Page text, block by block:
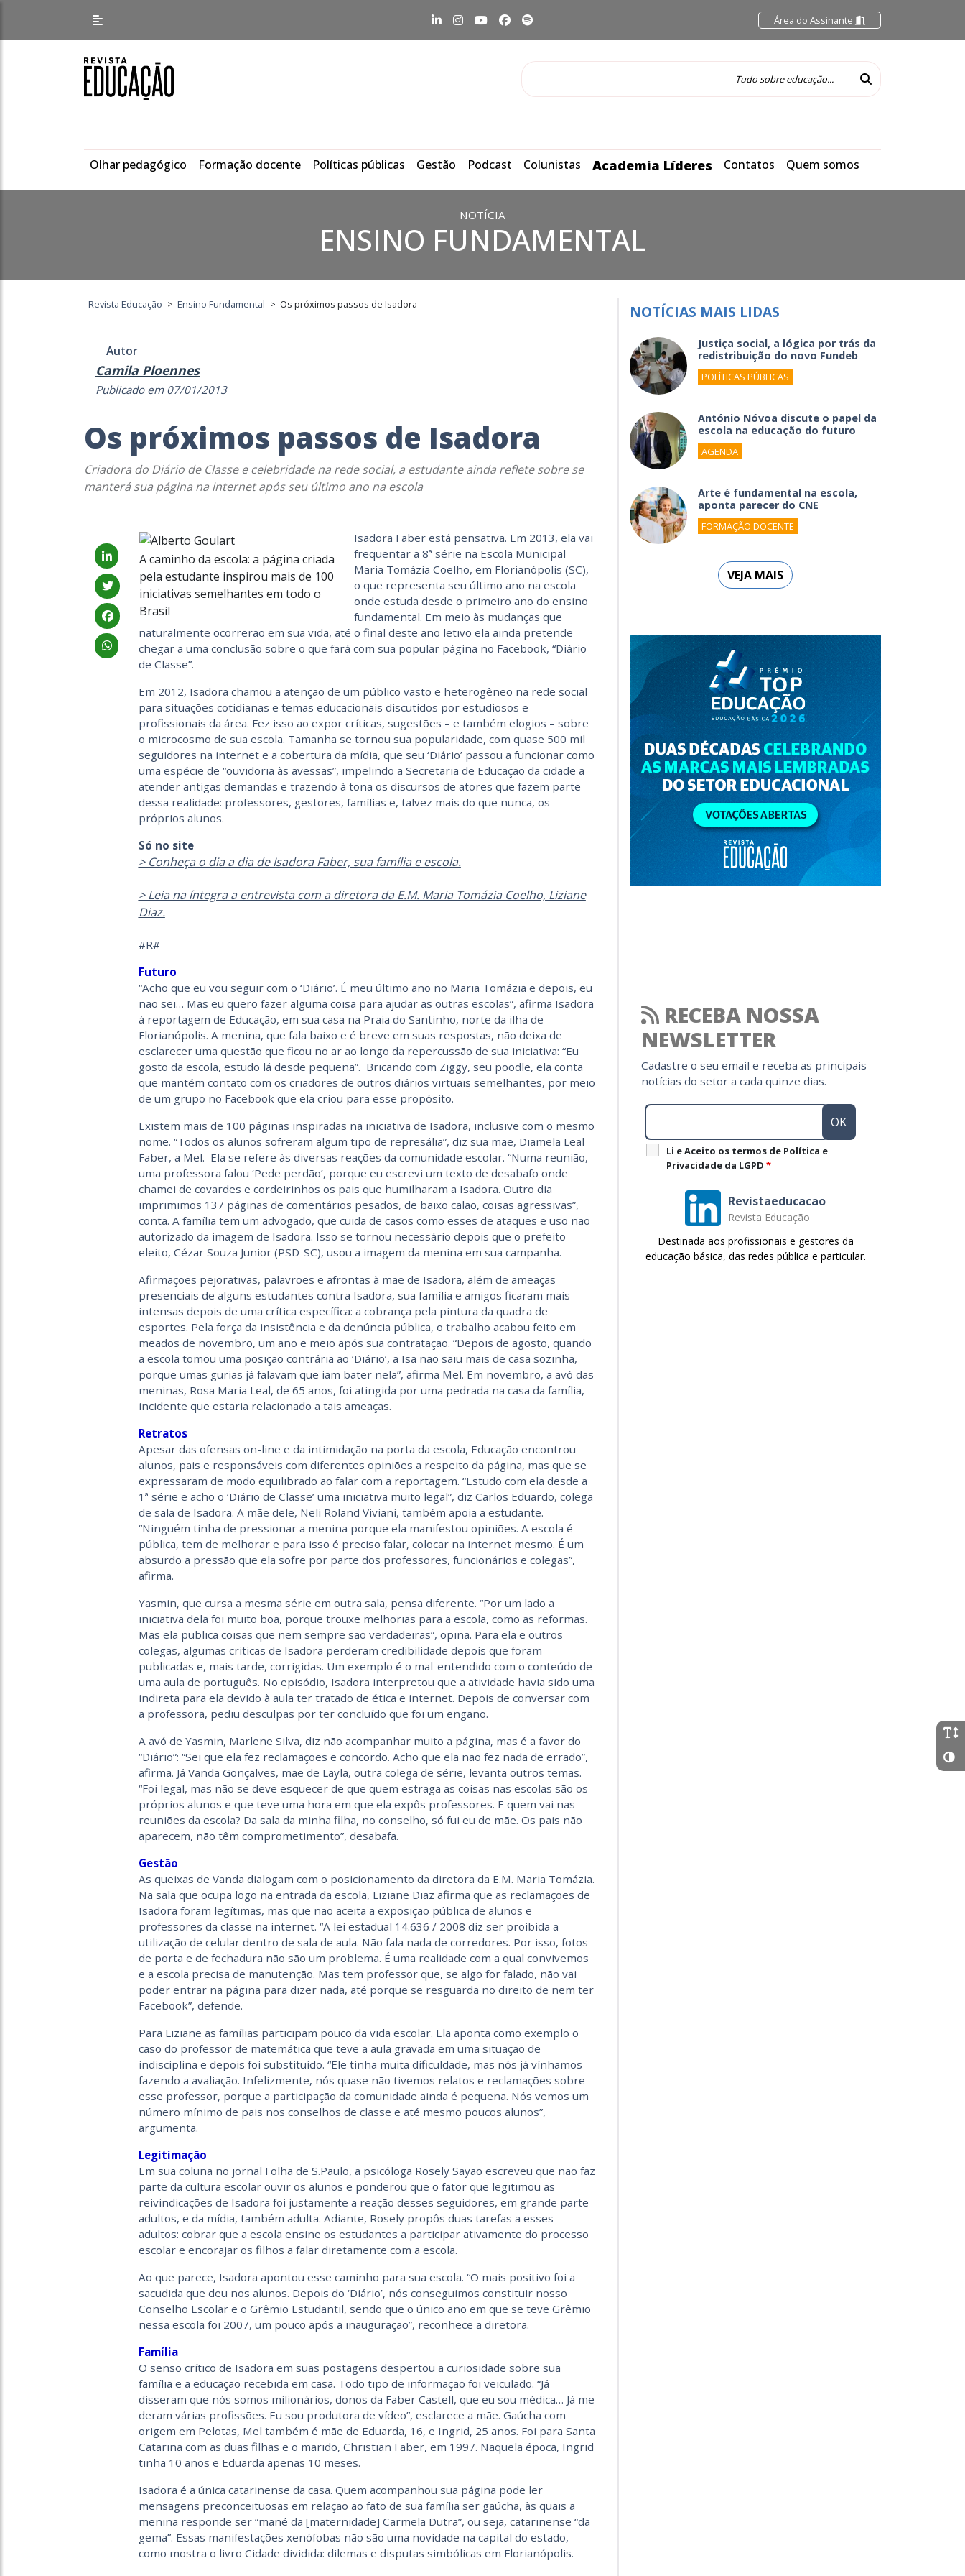
Área do Assinante
Olhar pedagógico Formação docente Políticas públicas Gestão Podcast Colunistas Academia Líderes Contatos Quem somos
NOTÍCIA
ENSINO FUNDAMENTAL
Revista Educação > Ensino Fundamental > Os próximos passos de Isadora
Autor
Camila Ploennes
Publicado em 07/01/2013
Os próximos passos de Isadora
Criadora do Diário de Classe e celebridade na rede social, a estudante ainda reflete sobre se
manterá sua página na internet após seu último ano na escola
A caminho da escola: a página criada
pela estudante inspirou mais de 100
iniciativas semelhantes em todo o
Brasil
Isadora Faber está pensativa. Em 2013, ela vai
frequentar a 8ª série na Escola Municipal
Maria Tomázia Coelho, em Florianópolis (SC),
o que representa seu último ano na escola
onde estuda desde o primeiro ano do ensino
fundamental. Em meio às mudanças que
naturalmente ocorrerão em sua vida, até o final deste ano letivo ela ainda pretende
chegar a uma conclusão sobre o que fará com sua popular página no Facebook, “Diário
de Classe”.
Em 2012, Isadora chamou a atenção de um público vasto e heterogêneo na rede social
para situações cotidianas e temas educacionais discutidos por estudiosos e
profissionais da área. Fez isso ao expor críticas, sugestões – e também elogios – sobre
o microcosmo de sua escola. Tamanha se tornou sua popularidade, com quase 500 mil
seguidores na internet e a cobertura da mídia, que seu ‘Diário’ passou a funcionar como
uma espécie de “ouvidoria às avessas”, impelindo a Secretaria de Educação da cidade a
atender antigas demandas e trazendo à tona os discursos de atores que fazem parte
dessa realidade: professores, gestores, famílias e, talvez mais do que nunca, os
próprios alunos.
Só no site
> Conheça o dia a dia de Isadora Faber, sua família e escola.
> Leia na íntegra a entrevista com a diretora da E.M. Maria Tomázia Coelho, Liziane
Diaz.
#R#
Futuro
“Acho que eu vou seguir com o ‘Diário’. É meu último ano no Maria Tomázia e depois, eu
não sei… Mas eu quero fazer alguma coisa para ajudar as outras escolas”, afirma Isadora
à reportagem de Educação, em sua casa na Praia do Santinho, norte da ilha de
Florianópolis. A menina, que fala baixo e é breve em suas respostas, não deixa de
esclarecer uma questão que ficou no ar ao longo da repercussão de sua iniciativa: “Eu
gosto da escola, estudo lá desde pequena”. Bricando com Ziggy, seu poodle, ela conta
que mantém contato com os criadores de outros diários virtuais semelhantes, por meio
de um grupo no Facebook que ela criou para esse propósito.
Existem mais de 100 páginas inspiradas na iniciativa de Isadora, inclusive com o mesmo
nome. “Todos os alunos sofreram algum tipo de represália”, diz sua mãe, Diamela Leal
Faber, a Mel. Ela se refere às diversas reações da comunidade escolar. “Numa reunião,
uma professora falou ‘Pede perdão’, porque eu escrevi um texto de desabafo onde
chamei de covardes e cordeirinhos os pais que humilharam a Isadora. Outro dia
imprimimos 137 páginas de comentários pesados, de baixo calão, coisas agressivas”,
conta. A família tem um advogado, que cuida de casos como esses de ataques e uso não
autorizado da imagem de Isadora. Isso se tornou necessário depois que o prefeito
eleito, Cézar Souza Junior (PSD-SC), usou a imagem da menina em sua campanha.
Afirmações pejorativas, palavrões e afrontas à mãe de Isadora, além de ameaças
presenciais de alguns estudantes contra Isadora, sua família e amigos ficaram mais
intensas depois de uma crítica específica: a cobrança pela pintura da quadra de
esportes. Pela força da insistência e da denúncia pública, o trabalho acabou feito em
meados de novembro, um ano e meio após sua contratação. “Depois de agosto, quando
a escola tomou uma posição contrária ao ‘Diário’, a Isa não saiu mais de casa sozinha,
porque umas gurias já falavam que iam bater nela”, afirma Mel. Em novembro, a avó das
meninas, Rosa Maria Leal, de 65 anos, foi atingida por uma pedrada na casa da família,
incidente que estaria relacionado a tais ameaças.
Retratos
Apesar das ofensas on-line e da intimidação na porta da escola, Educação encontrou
alunos, pais e responsáveis com diferentes opiniões a respeito da página, mas que se
expressaram de modo equilibrado ao falar com a reportagem. “Estudo com ela desde a
1ª série e acho o ‘Diário de Classe’ uma iniciativa muito legal”, diz Carlos Eduardo, colega
de sala de Isadora. A mãe dele, Neli Roland Viviani, também apoia a estudante.
“Ninguém tinha de pressionar a menina porque ela manifestou opiniões. A escola é
pública, tem de melhorar e para isso é preciso falar, colocar na internet mesmo. É um
absurdo a pressão que ela sofre por parte dos professores, funcionários e colegas”,
afirma.
Yasmin, que cursa a mesma série em outra sala, pensa diferente. “Por um lado a
iniciativa dela foi muito boa, porque trouxe melhorias para a escola, como as reformas.
Mas ela publica coisas que nem sempre são verdadeiras”, opina. Para ela e outros
colegas, algumas criticas de Isadora perderam credibilidade depois que foram
publicadas e, mais tarde, corrigidas. Um exemplo é o mal-entendido com o conteúdo de
uma aula de português. No episódio, Isadora interpretou que a atividade havia sido uma
indireta para ela devido à aula ter tratado de ética e internet. Depois de conversar com
a professora, pediu desculpas por ter concluído que foi um engano.
A avó de Yasmin, Marlene Silva, diz não acompanhar muito a página, mas é a favor do
“Diário”: “Sei que ela fez reclamações e concordo. Acho que ela não fez nada de errado”,
afirma. Já Vanda Gonçalves, mãe de Layla, outra colega de série, levanta outros temas.
“Foi legal, mas não se deve esquecer de que quem estraga as coisas nas escolas são os
próprios alunos e que teve uma hora em que ela expôs professores. E quem vai nas
reuniões da escola? Da sala da minha filha, no conselho, só fui eu de mãe. Os pais não
aparecem, não têm comprometimento”, desabafa.
Gestão
As queixas de Vanda dialogam com o posicionamento da diretora da E.M. Maria Tomázia.
Na sala que ocupa logo na entrada da escola, Liziane Diaz afirma que as reclamações de
Isadora foram legítimas, mas que não aceita a exposição pública de alunos e
professores da classe na internet. “A lei estadual 14.636 / 2008 diz ser proibida a
utilização de celular dentro de sala de aula. Não fala nada de corredores. Por isso, fotos
de porta e de fechadura não são um problema. É uma realidade com a qual convivemos
e a escola precisa de manutenção. Mas tem professor que, se algo for falado, não vai
poder entrar na página para dizer nada, até porque se resguarda no direito de nem ter
Facebook”, defende.
Para Liziane as famílias participam pouco da vida escolar. Ela aponta como exemplo o
caso do professor de matemática que teve a aula gravada em uma situação de
indisciplina e depois foi substituído. “Ele tinha muita dificuldade, mas nós já vínhamos
fazendo a avaliação. Infelizmente, nós quase não tivemos relatos e reclamações sobre
esse professor, porque a participação da comunidade ainda é pequena. Nós vemos um
número mínimo de pais nos conselhos de classe e até mesmo poucos alunos”,
argumenta.
Legitimação
Em sua coluna no jornal Folha de S.Paulo, a psicóloga Rosely Sayão escreveu que não faz
parte da cultura escolar ouvir os alunos e ponderou que o fator que legitimou as
reivindicações de Isadora foi justamente a reação desses seguidores, em grande parte
adultos, e da mídia, também adulta. Adiante, Rosely propôs duas tarefas a esses
adultos: cobrar que a escola ensine os estudantes a participar ativamente do processo
escolar e encorajar os filhos a falar diretamente com a escola.
Ao que parece, Isadora apontou esse caminho para sua escola. “O mais positivo foi a
sacudida que deu nos alunos. Depois do ‘Diário’, nós conseguimos constituir nosso
Conselho Escolar e o Grêmio Estudantil, sendo que o único ano em que se teve Grêmio
nessa escola foi 2007, um pouco após a inauguração”, reconhece a diretora.
Família
O senso crítico de Isadora em suas postagens despertou a curiosidade sobre sua
família e a educação recebida em casa. Todo tipo de informação foi veiculado. “Já
disseram que nós somos milionários, donos da Faber Castell, que eu sou médica… Já me
deram várias profissões. Eu sou produtora de vídeo”, esclarece a mãe. Gaúcha com
origem em Pelotas, Mel também é mãe de Eduarda, 16, e Ingrid, 25 anos. Foi para Santa
Catarina com as duas filhas e o marido, Christian Faber, em 1997. Naquela época, Ingrid
tinha 10 anos e Eduarda apenas 10 meses.
Isadora é a única catarinense da casa. Quem acompanhou sua página pode ler
mensagens preconceituosas em relação ao fato de sua família ser gaúcha, às quais a
menina responde ser “mané da [maternidade] Carmela Dutra”, ou seja, catarinense “da
gema”. Essas manifestações xenófobas não são uma novidade na capital do estado,
como mostra o livro Cidade dividida: dilemas e disputas simbólicas em Florianópolis.
NOTÍCIAS MAIS LIDAS
Justiça social, a lógica por trás da
redistribuição do novo Fundeb
POLÍTICAS PÚBLICAS
António Nóvoa discute o papel da
escola na educação do futuro
AGENDA
Arte é fundamental na escola,
aponta parecer do CNE
FORMAÇÃO DOCENTE
VEJA MAIS
RECEBA NOSSA
NEWSLETTER
Cadastre o seu email e receba as principais
notícias do setor a cada quinze dias.
Li e Aceito os termos de Política e
Privacidade da LGPD *
Revistaeducacao
Revista Educação
Destinada aos profissionais e gestores da
educação básica, das redes pública e particular.